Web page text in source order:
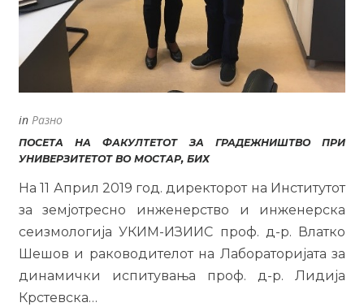
in Разно
ПОСЕТА НА ФАКУЛТЕТОТ ЗА ГРАДЕЖНИШТВО ПРИ
УНИВЕРЗИТЕТОТ ВО МОСТАР, БИХ
На 11 Април 2019 год. директорот на Институтот
за земјотресно инженерство и инженерска
сеизмологија УКИМ-ИЗИИС проф. д-р. Влатко
Шешов и раководителот на Лабораторијата за
динамички испитувања проф. д-р. Лидија
Крстевска…